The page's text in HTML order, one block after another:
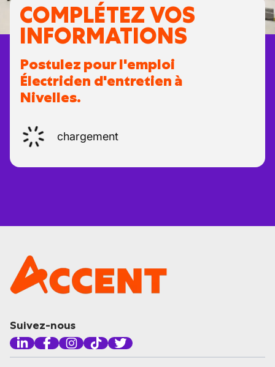
COMPLÉTEZ VOS
INFORMATIONS
Postulez pour l'emploi
Électricien d'entretien à
Nivelles.
chargement
Suivez-nous